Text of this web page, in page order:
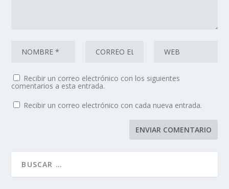
Recibir un correo electrónico con los siguientes
comentarios a esta entrada.
Recibir un correo electrónico con cada nueva entrada.